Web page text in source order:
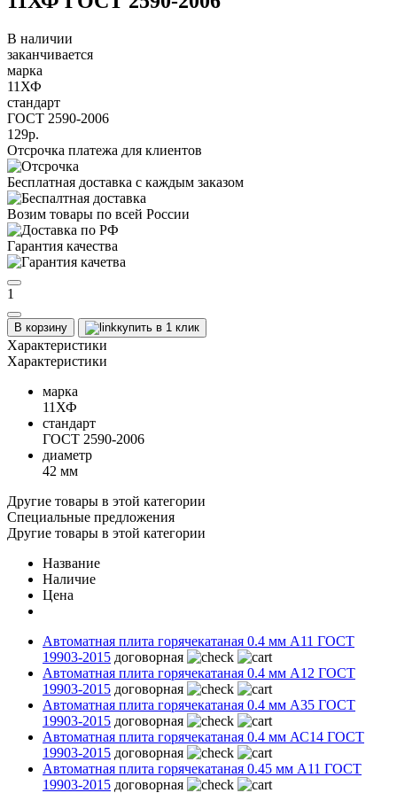
В наличии
заканчивается
марка
11ХФ
стандарт
ГОСТ 2590-2006
129р.
Отсрочка платежа для клиентов
Бесплатная доставка с каждым заказом
Возим товары по всей России
Гарантия качества
1
В корзину купить в 1 клик
Характеристики
Характеристики
марка
11ХФ
стандарт
ГОСТ 2590-2006
диаметр
42 мм
Другие товары в этой категории
Специальные предложения
Другие товары в этой категории
Название
Наличие
Цена
Автоматная плита горячекатаная 0.4 мм А11 ГОСТ
19903-2015 договорная
Автоматная плита горячекатаная 0.4 мм А12 ГОСТ
19903-2015 договорная
Автоматная плита горячекатаная 0.4 мм А35 ГОСТ
19903-2015 договорная
Автоматная плита горячекатаная 0.4 мм АС14 ГОСТ
19903-2015 договорная
Автоматная плита горячекатаная 0.45 мм А11 ГОСТ
19903-2015 договорная